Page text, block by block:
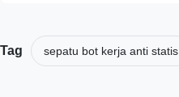
Tag sepatu bot kerja anti statis